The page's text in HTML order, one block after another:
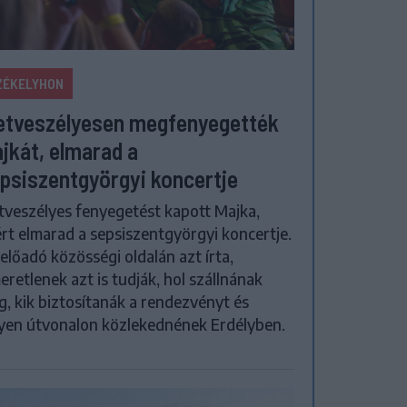
megfenyegették
elmarad a
koncertje
fenyegetést kapott Majka,
elmarad a sepsiszentgyörgyi koncertje.
közösségi oldalán azt írta,
azt is tudják, hol szállnának
kik biztosítanák a rendezvényt és
útvonalon közlekednének Erdélyben.